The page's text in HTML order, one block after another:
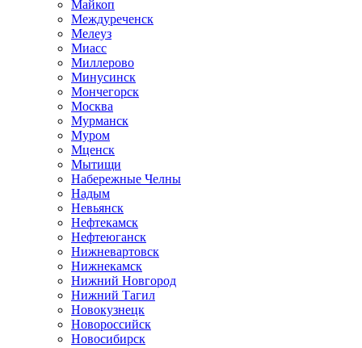
Майкоп
Междуреченск
Мелеуз
Миасс
Миллерово
Минусинск
Мончегорск
Москва
Мурманск
Муром
Мценск
Мытищи
Набережные Челны
Надым
Невьянск
Нефтекамск
Нефтеюганск
Нижневартовск
Нижнекамск
Нижний Новгород
Нижний Тагил
Новокузнецк
Новороссийск
Новосибирск